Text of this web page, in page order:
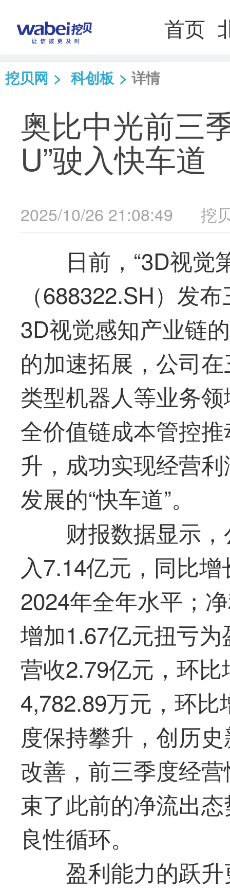
首页
挖贝网 > 科创板 > 详情
奥比中光前三
U”驶入快车道
2025/10/26 21:08:49 挖
日前，“3D视觉
（688322.SH）发
3D视觉感知产业链
的加速拓展，公司
类型机器人等业务
全价值链成本管控
升，成功实现经营
发展的“快车道”。
财报数据显示
入7.14亿元，同比
2024年全年水平；
增加1.67亿元扭亏
营收2.79亿元，环
4,782.89万元，环
度保持攀升，创历
改善，前三季度经
束了此前的净流出
良性循环。
盈利能力的跃